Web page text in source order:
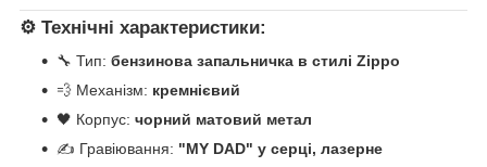
⚙️ Технічні характеристики:
🔧 Тип: бензинова запальничка в стилі Zippo
💨 Механізм: кремнієвий
🖤 Корпус: чорний матовий метал
✍️ Гравіювання: "MY DAD" у серці, лазерне